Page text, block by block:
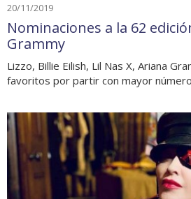
20/11/2019
Nominaciones a la 62
Grammy
Lizzo, Billie Eilish, Lil Nas X, Ariana
favoritos por partir con mayor